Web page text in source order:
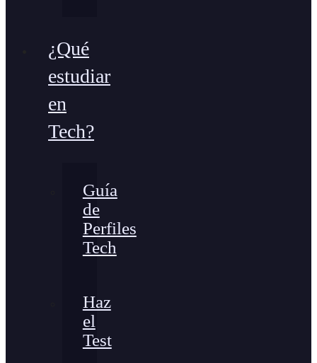
¿Qué
estudiar
en
Tech?
Guía
de
Perfiles
Tech
Haz
el
Test